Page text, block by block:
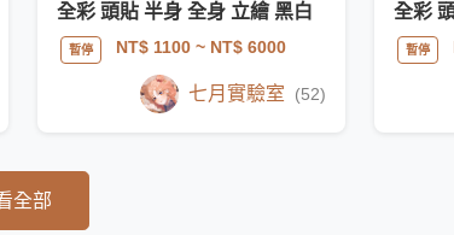
全彩 頭貼 半身 全身 立繪 黑白
暫停 NT$ 1100~ NT$ 6000
七月實驗室 (52)
暫停
全部